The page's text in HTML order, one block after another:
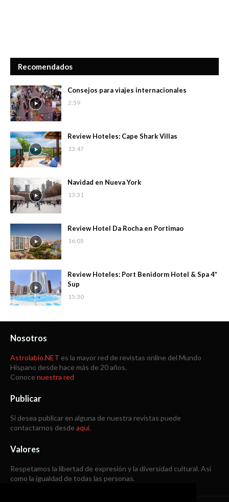
Recomendados
Consejos para viajes internacionales
2:59
Review Hoteles: Cape Shark Villas
13:47
Navidad en Nueva York
13:31
Review Hotel Da Rocha en Portimao
16:05
Review Hoteles: Port Benidorm Hotel & Spa 4*
Sup
15:30
Nosotros
Astrolabio.NET es la mayor red de revistas online del Mundo
Hispano desde hace más de 20 años.
Conoce nuestra red
Publicar
Si desea publicar en alguna de nuestra revistas puede
contactarnos desde aquí.
Valores
Respetamos la libertad de expresión y la diversidad cultural. Así
como la igualdad de todas las personas.